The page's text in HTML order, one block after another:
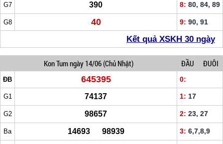
G7 390 8: 80, 84, 89
G8 40 9: 90, 91
Kết quả XSKH 30 ngày
Kon Tumngày 14/06(Chủ Nhật) ĐẦU ĐUÔI
ĐB 645395 0:
G1 74137 1: 17
G2 98657 2: 23, 27
Ba 14693 98939 3: 6,7,8,9